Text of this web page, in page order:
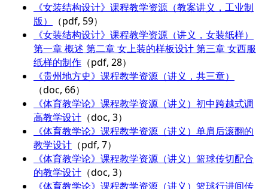
《女装结构设计》课程教学资源（教案讲义，工业制
版）
（pdf, 59）
《女装结构设计》课程教学资源（讲义，女装纸样）
第一章 概述 第二章 女上装的样板设计 第三章 女西服
纸样的制作 （pdf, 28）
《贵州地方史》课程教学资源（讲义，共三章）
（doc, 66）
《体育教学论》课程教学资源（讲义）初中跨越式调
高教学设计 （doc, 3）
《体育教学论》课程教学资源（讲义）单肩后滚翻的
教学设计 （pdf, 7）
《体育教学论》课程教学资源（讲义）篮球传切配合
的教学设计 （doc, 3）
《体育教学论》课程教学资源（讲义）篮球行进间传